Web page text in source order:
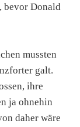
bevor Donald
mussten
galt.
ihre
ja ohnehin
daher wäre